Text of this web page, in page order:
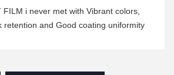
FILM i never met with Vibrant colors,
retention and Good coating uniformity